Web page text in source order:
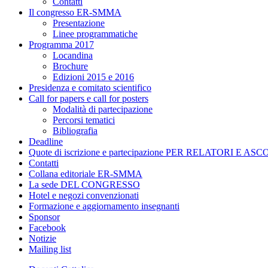
Il congresso ER-SMMA
Presentazione
Linee programmatiche
Programma 2017
Locandina
Brochure
Edizioni 2015 e 2016
Presidenza e comitato scientifico
Call for papers e call for posters
Modalità di partecipazione
Percorsi tematici
Bibliografia
Deadline
Quote di iscrizione e partecipazione PER RELATORI E
Contatti
Collana editoriale ER-SMMA
La sede DEL CONGRESSO
Hotel e negozi convenzionati
Formazione e aggiornamento insegnanti
Sponsor
Facebook
Notizie
Mailing list